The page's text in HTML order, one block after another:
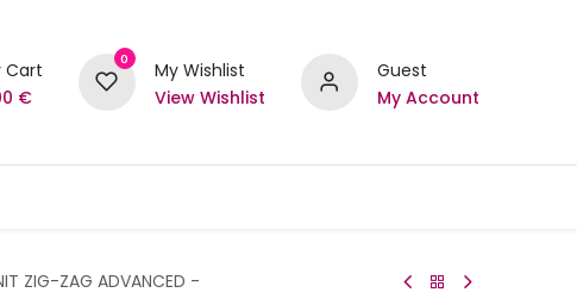
Cart
€
0
My Wishlist
View Wishlist
Guest
My Account
ZIG-ZAG ADVANCED -